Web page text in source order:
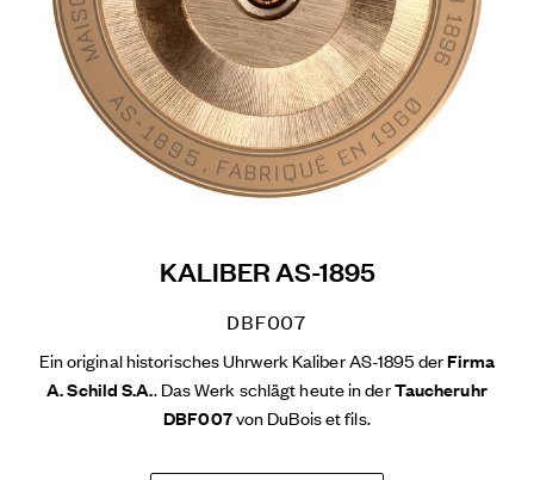
KALIBER AS-1895
DBF007
Ein original historisches Uhrwerk Kaliber AS-1895 derFirma
A. Schild S.A.. Das Werk schlägt heute in derTaucheruhr
DBF007von DuBois et fils.